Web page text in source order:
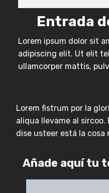
Entrada
Lorem ipsum dolor sit
adipiscing elit. Ut elit
ullamcorper mattis,
Lorem fistrum por la
aliqua llevame al
dise usteer está la cosa
Añade aquí tu